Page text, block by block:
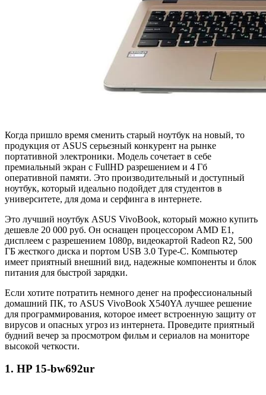
Когда пришло время сменить старый ноутбук на новый, то
продукция от ASUS серьезный конкурент на рынке
портативной электроники. Модель сочетает в себе
премиальный экран с FullHD разрешением и 4 Гб
оперативной памяти. Это производительный и доступный
ноутбук, который идеально подойдет для студентов в
университете, для дома и серфинга в интернете.
Это лучший ноутбук ASUS VivoBook, который можно купить
дешевле 20 000 руб. Он оснащен процессором AMD E1,
дисплеем с разрешением 1080p, видеокартой Radeon R2, 500
ГБ жесткого диска и портом USB 3.0 Type-C. Компьютер
имеет приятный внешний вид, надежные компоненты и блок
питания для быстрой зарядки.
Если хотите потратить немного денег на профессиональный
домашний ПК, то ASUS VivoBook X540YA лучшее решение
для программирования, которое имеет встроенную защиту от
вирусов и опасных угроз из интернета. Проведите приятный
будний вечер за просмотром фильм и сериалов на мониторе
высокой четкости.
1. HP 15-bw692ur